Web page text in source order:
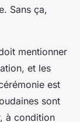
Sans ça,
mentionner
et les
est
sont
à condition